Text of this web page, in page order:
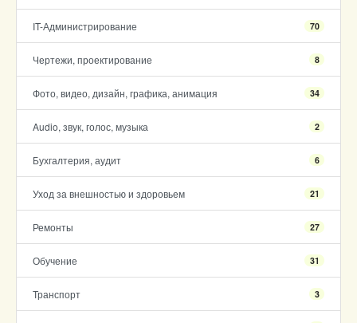
IT-Администрирование 70
Чертежи, проектирование 8
Фото, видео, дизайн, графика, анимация 34
Audio, звук, голос, музыка 2
Бухгалтерия, аудит 6
Уход за внешностью и здоровьем 21
Ремонты 27
Обучение 31
Транспорт 3